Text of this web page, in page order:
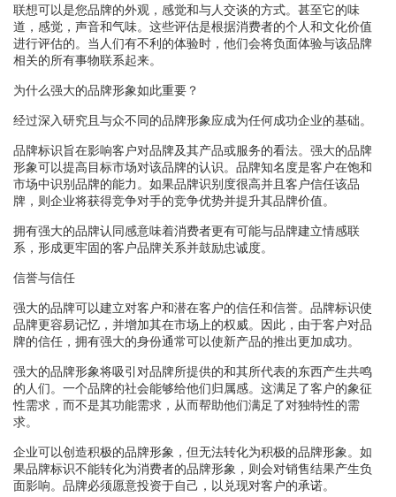
联想可以是您品牌的外观，感觉和与人交谈的方式。甚至它的味
道，感觉，声音和气味。这些评估是根据消费者的个人和文化价值
进行评估的。当人们有不利的体验时，他们会将负面体验与该品牌
相关的所有事物联系起来。
为什么强大的品牌形象如此重要？
经过深入研究且与众不同的品牌形象应成为任何成功企业的基础。
品牌标识旨在影响客户对品牌及其产品或服务的看法。强大的品牌
形象可以提高目标市场对该品牌的认识。品牌知名度是客户在饱和
市场中识别品牌的能力。如果品牌识别度很高并且客户信任该品
牌，则企业将获得竞争对手的竞争优势并提升其品牌价值。
拥有强大的品牌认同感意味着消费者更有可能与品牌建立情感联
系，形成更牢固的客户品牌关系并鼓励忠诚度。
信誉与信任
强大的品牌可以建立对客户和潜在客户的信任和信誉。品牌标识使
品牌更容易记忆，并增加其在市场上的权威。因此，由于客户对品
牌的信任，拥有强大的身份通常可以使新产品的推出更加成功。
强大的品牌形象将吸引对品牌所提供的和其所代表的东西产生共鸣
的人们。一个品牌的社会能够给他们归属感。这满足了客户的象征
性需求，而不是其功能需求，从而帮助他们满足了对独特性的需
求。
企业可以创造积极的品牌形象，但无法转化为积极的品牌形象。如
果品牌标识不能转化为消费者的品牌形象，则会对销售结果产生负
面影响。品牌必须愿意投资于自己，以兑现对客户的承诺。